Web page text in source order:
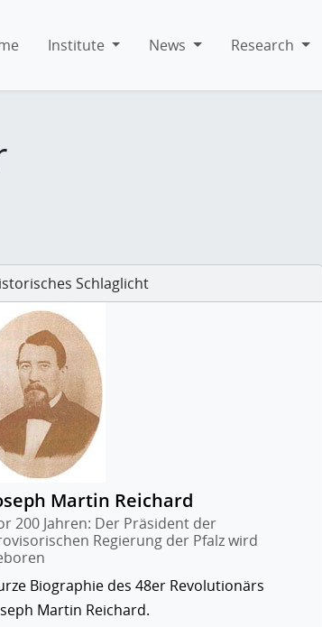
Institute News Research
Schlaglicht
Martin Reichard
200 Jahren: Der Präsident der
Regierung der Pfalz wird
Biographie des 48er Revolutionärs
Martin Reichard.